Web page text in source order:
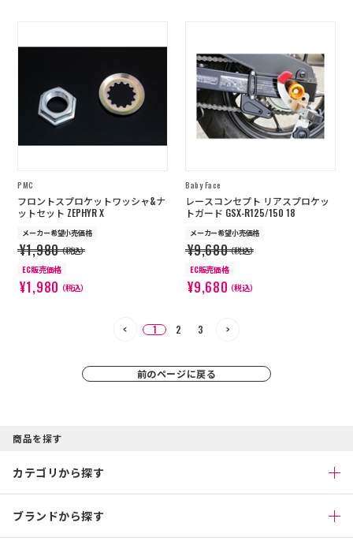
PMC
フロントスプロケットワッシャ&ナ
ットセット ZEPHYR X
メーカー希望小売価格
¥1,980（税込）
EC販売価格
¥1,980（税込）
Baby Face
レースコンセプト リアスプロケッ
トガード GSX-R125/150 18
メーカー希望小売価格
¥9,680（税込）
EC販売価格
¥9,680（税込）
1 2 3
前のページに戻る
商品を探す
カテゴリから探す
ブランドから探す